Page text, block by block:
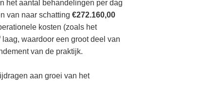
het aantal behandelingen per dag
van naar schatting€272.160,00
kosten (zoals het
waardoor een groot deel van
van de praktijk.
aan groei van het